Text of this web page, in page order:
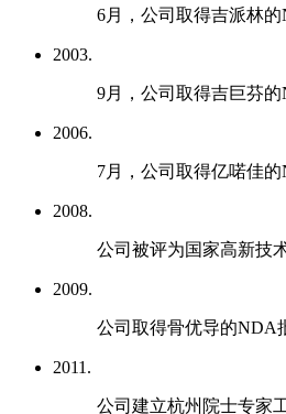
6月，公司取得吉派林
2003.
9月，公司取得吉巨芬
2006.
7月，公司取得亿喏佳
2008.
公司被评为国家高新技
2009.
公司取得骨优导的NDA
2011.
公司建立杭州院士专家